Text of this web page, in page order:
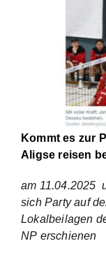
Kommt es zur
Aligse reisen
am 11.04.2025
sich Party auf
Lokalbeilagen
NP erschienen